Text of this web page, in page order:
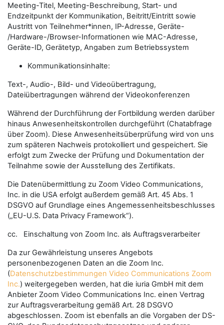
Meeting-Titel, Meeting-Beschreibung, Start- und
Endzeitpunkt der Kommunikation, Beitritt/Eintritt sowie
Austritt von Teilnehmer*innen, IP-Adresse, Geräte-
/Hardware-/Browser-Informationen wie MAC-Adresse,
Geräte-ID, Gerätetyp, Angaben zum Betriebssystem
Kommunikationsinhalte:
Text-, Audio-, Bild- und Videoübertragung,
Dateiübertragungen während der Videokonferenzen
Während der Durchführung der Fortbildung werden darüber
hinaus Anwesenheitskontrollen durchgeführt (Chatabfrage
über Zoom). Diese Anwesenheitsüberprüfung wird von uns
zum späteren Nachweis protokolliert und gespeichert. Sie
erfolgt zum Zwecke der Prüfung und Dokumentation der
Teilnahme sowie der Ausstellung des Zertifikats.
Die Datenübermittlung zu Zoom Video Communications,
Inc. in die USA erfolgt außerdem gemäß Art. 45 Abs. 1
DSGVO auf Grundlage eines Angemessenheitsbeschlusses
(„EU-U.S. Data Privacy Framework“).
cc. Einschaltung von Zoom Inc. als Auftragsverarbeiter
Da zur Gewährleistung unseres Angebots
personenbezogenen Daten an die Zoom Inc.
(Datenschutzbestimmungen Video Communications Zoom
Inc.) weitergegeben werden, hat die iuria GmbH mit dem
Anbieter Zoom Video Communications Inc. einen Vertrag
zur Auftragsverarbeitung gemäß Art. 28 DSGVO
abgeschlossen. Zoom ist ebenfalls an die Vorgaben der DS-